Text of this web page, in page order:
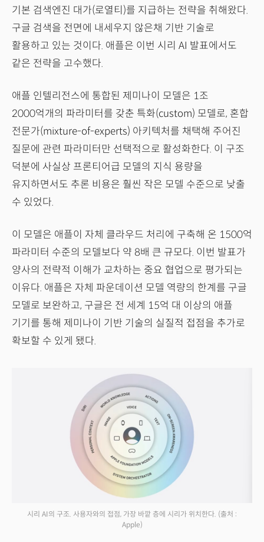
기본 검색엔진 대가(로열티)를 지급하는 전략을 취해왔다.
구글 검색을 전면에 내세우지 않은채 기반 기술로
활용하고 있는 것이다. 애플은 이번 시리 AI 발표에서도
같은 전략을 고수했다.
애플 인텔리전스에 통합된 제미나이 모델은 1조
2000억개의 파라미터를 갖춘 특화(custom) 모델로, 혼합
전문가(mixture-of-experts) 아키텍처를 채택해 주어진
질문에 관련 파라미터만 선택적으로 활성화한다. 이 구조
덕분에 사실상 프론티어급 모델의 지식 용량을
유지하면서도 추론 비용은 훨씬 작은 모델 수준으로 낮출
수 있었다.
이 모델은 애플이 자체 클라우드 처리에 구축해 온 1500억
파라미터 수준의 모델보다 약 8배 큰 규모다. 이번 발표가
양사의 전략적 이해가 교차하는 중요 협업으로 평가되는
이유다. 애플은 자체 파운데이션 모델 역량의 한계를 구글
모델로 보완하고, 구글은 전 세계 15억 대 이상의 애플
기기를 통해 제미나이 기반 기술의 실질적 접점을 추가로
확보할 수 있게 됐다.
시리 AI의 구조. 사용자와의 접점, 가장 바깥 층에 시리가 위치한다. (출처 :
Apple)